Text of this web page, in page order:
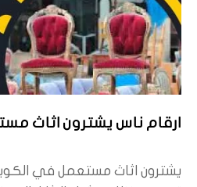
ارقام ناس يشترون اثاث مستعمل
يشترون اثاث مستعمل في